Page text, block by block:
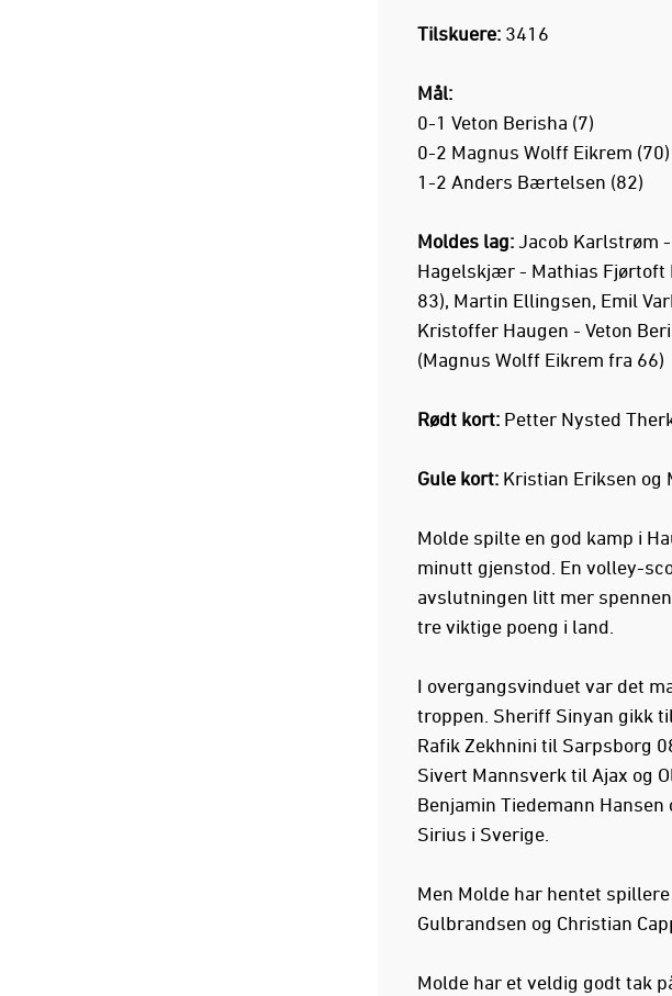
Tilskuere: 3416
Mål:
0-1 Veton Berisha (7)
0-2 Magnus Wolff Eikrem (70)
1-2 Anders Bærtelsen (82)
Moldes lag: Jacob Karlstrøm
Hagelskjær - Mathias Fjørtoft
83), Martin Ellingsen, Emil
Kristoffer Haugen - Veton
(Magnus Wolff Eikrem fra 66)
Rødt kort:Petter Nysted
Gule kort:Kristian Eriksen og
Molde spilte en god kamp i
minutt gjenstod. En volley-
avslutningen litt mer
tre viktige poeng i land.
I overgangsvinduet var det
troppen. Sheriff Sinyan gikk
Rafik Zekhnini til Sarpsborg
Sivert Mannsverk til Ajax og
Benjamin Tiedemann
Sirius i Sverige.
Men Molde har hentet
Gulbrandsen og Christian
Molde har et veldig godt tak